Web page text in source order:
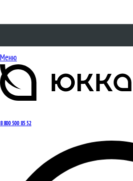
Меню
8 800 500 85 52